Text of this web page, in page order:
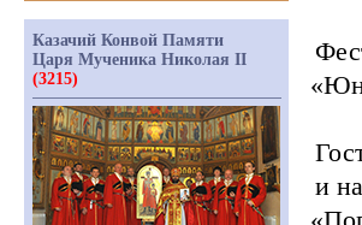
и
Казачий Конвой Памяти
Царя Мученика Николая II
(3215)